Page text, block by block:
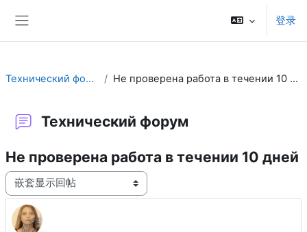
登录
Технический форум Не проверена работа в течении 10 дней
Технический форум
Не проверена работа в течении 10 дней
显示模式